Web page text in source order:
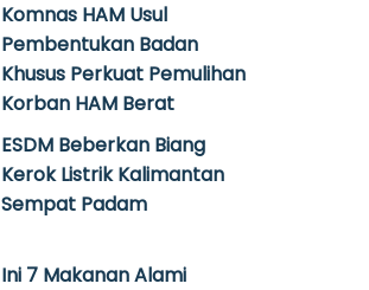
Komnas HAM Usul
Pembentukan Badan
Khusus Perkuat Pemulihan
Korban HAM Berat
ESDM Beberkan Biang
Kerok Listrik Kalimantan
Sempat Padam
Ini 7 Makanan Alami